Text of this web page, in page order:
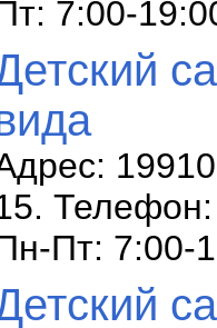
7:00-
Пт: 7:00-